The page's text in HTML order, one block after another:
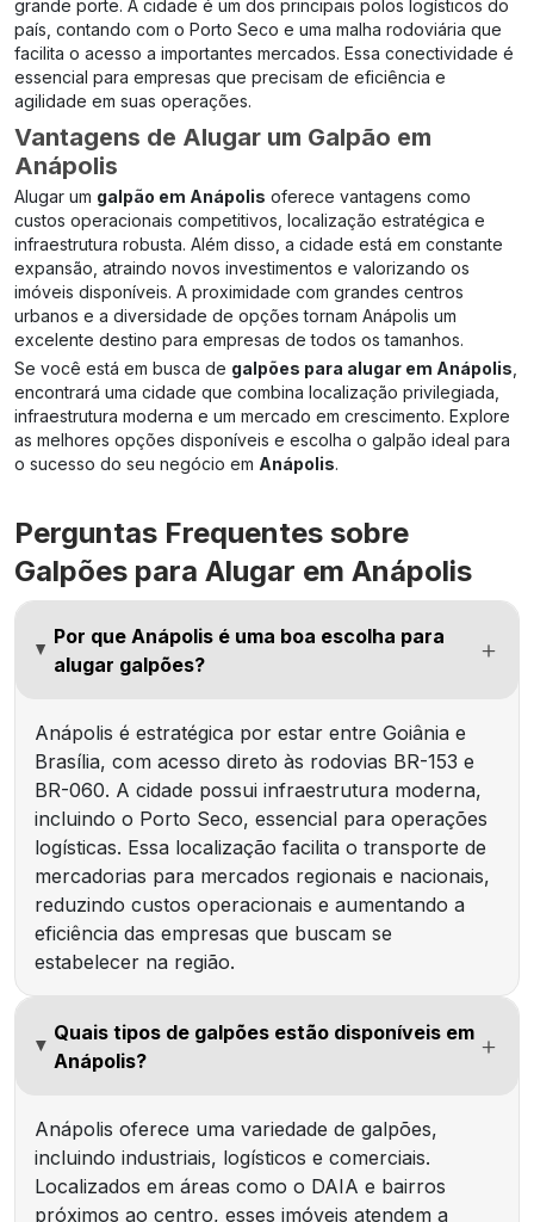
grande porte. A cidade é um dos principais polos logísticos do
país, contando com o Porto Seco e uma malha rodoviária que
facilita o acesso a importantes mercados. Essa conectividade é
essencial para empresas que precisam de eficiência e
agilidade em suas operações.
Vantagens de Alugar um Galpão em
Anápolis
Alugar um galpão em Anápolis oferece vantagens como
custos operacionais competitivos, localização estratégica e
infraestrutura robusta. Além disso, a cidade está em constante
expansão, atraindo novos investimentos e valorizando os
imóveis disponíveis. A proximidade com grandes centros
urbanos e a diversidade de opções tornam Anápolis um
excelente destino para empresas de todos os tamanhos.
Se você está em busca de galpões para alugar em Anápolis
encontrará uma cidade que combina localização privilegiada,
infraestrutura moderna e um mercado em crescimento. Explore
as melhores opções disponíveis e escolha o galpão ideal para
o sucesso do seu negócio em Anápolis.
Perguntas Frequentes sobre
Galpões para Alugar em Anápolis
Por que Anápolis é uma boa escolha para
alugar galpões?
Anápolis é estratégica por estar entre Goiânia e
Brasília, com acesso direto às rodovias BR-153 e
BR-060. A cidade possui infraestrutura moderna,
incluindo o Porto Seco, essencial para operações
logísticas. Essa localização facilita o transporte de
mercadorias para mercados regionais e nacionais,
reduzindo custos operacionais e aumentando a
eficiência das empresas que buscam se
estabelecer na região.
Quais tipos de galpões estão disponíveis em
Anápolis?
Anápolis oferece uma variedade de galpões,
incluindo industriais, logísticos e comerciais.
Localizados em áreas como o DAIA e bairros
próximos ao centro, esses imóveis atendem a